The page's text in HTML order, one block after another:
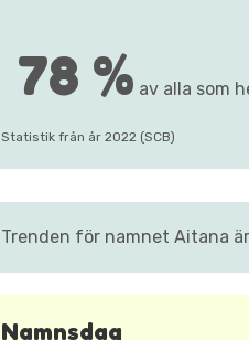
78 % av alla som
Statistik från år 2022 (SCB)
Trenden för namnet Aitana
Namnsdag